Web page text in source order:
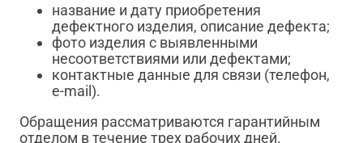
название и дату приобретения
дефектного изделия, описание дефекта;
фото изделия с выявленными
несоответствиями или дефектами;
контактные данные для связи (телефон,
e-mail).
Обращения рассматриваются гарантийным
отделом в течение трех рабочих дней.